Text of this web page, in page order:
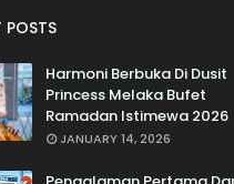
POSTS
Harmoni Berbuka Di Dusit
Princess Melaka Bufet
Ramadan Istimewa 2026
JANUARY 14, 2026